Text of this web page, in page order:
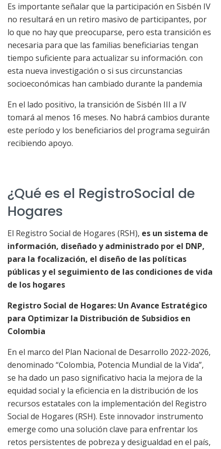
Es importante señalar que la participación en Sisbén IV
no resultará en un retiro masivo de participantes, por
lo que no hay que preocuparse, pero esta transición es
necesaria para que las familias beneficiarias tengan
tiempo suficiente para actualizar su información. con
esta nueva investigación o si sus circunstancias
socioeconómicas han cambiado durante la pandemia
En el lado positivo, la transición de Sisbén III a IV
tomará al menos 16 meses. No habrá cambios durante
este período y los beneficiarios del programa seguirán
recibiendo apoyo.
¿Qué es el RegistroSocial de
Hogares
​​​​​​​​​​​​​​​​​El Registro Social de Hogares (RSH), es un sistema de
información, diseñado y administrado por el DNP,
para la focalización, el diseño de las políticas
públicas y el seguimiento de las condiciones de vida
de los hogares
Registro Social de Hogares: Un Avance Estratégico
para Optimizar la Distribución de Subsidios en
Colombia
En el marco del Plan Nacional de Desarrollo 2022-2026,
denominado “Colombia, Potencia Mundial de la Vida”,
se ha dado un paso significativo hacia la mejora de la
equidad social y la eficiencia en la distribución de los
recursos estatales con la implementación del Registro
Social de Hogares (RSH). Este innovador instrumento
emerge como una solución clave para enfrentar los
retos persistentes de pobreza y desigualdad en el país,